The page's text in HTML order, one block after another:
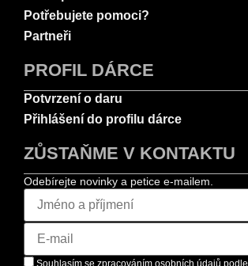
Potřebujete pomoci?
Partneři
PROFIL DÁRCE
Potvrzení o daru
Přihlášení do profilu dárce
ZŮSTAŇME V KONTAKTU
Odebírejte novinky a petice e-mailem.
Souhlasím se zpracováním osobních údajů podle